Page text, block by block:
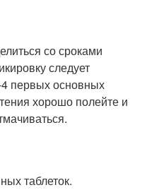
со сроками
следует
4 первых основных
хорошо полейте и